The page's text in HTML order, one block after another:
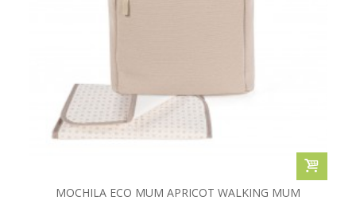
MOCHILA ECO MUM APRICOT WALKING MUM